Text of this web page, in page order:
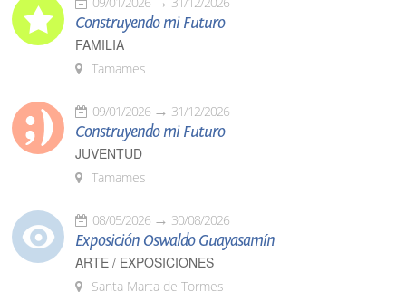
Construyendo mi Futuro
FAMILIA
Tamames
09/01/2026 31/12/2026
Construyendo mi Futuro
JUVENTUD
Tamames
08/05/2026 30/08/2026
Exposición Oswaldo Guayasamín
ARTE / EXPOSICIONES
Santa Marta de Tormes